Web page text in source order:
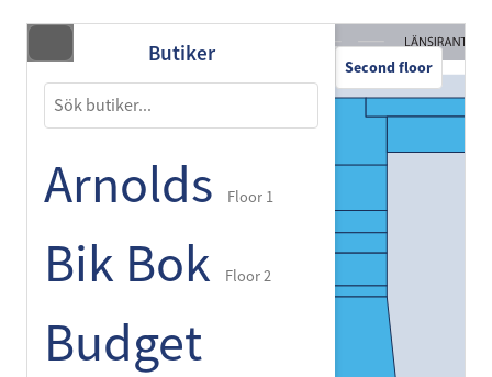
Butiker
Arnolds Floor 1
Bik Bok Floor 2
Budget
Second floor